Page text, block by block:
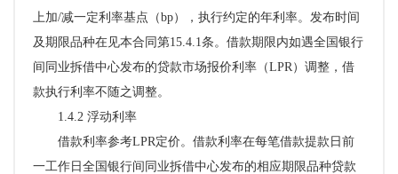
上加/减一定利率基点（bp），执行约定的年利率。发布时间
及期限品种在见本合同第15.4.1条。 借款期限内如遇全国银行
间同业拆借中心发布的贷款市场报价利率（LPR） 调整，借
款执行利率不随之调整。
1.4.2 浮动利率
借款利率参考LPR定价。借款利率在每笔借款提款日前
一工作日全国银行间同业拆借中心发布的相应期限品种贷款